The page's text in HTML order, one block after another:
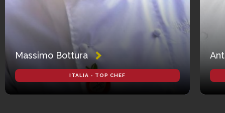
Massimo Bottura
ITALIA - TOP CHEF